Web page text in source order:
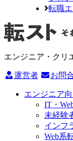
転職
エンジニア・クリ
運営者 お問
エンジニア
IT・
未経験
インフ
Web系